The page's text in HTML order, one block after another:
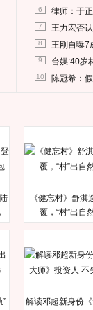
6 律师：于
7 王力宏否
8 王刚自曝7
9 台媒:40岁
10 陈冠希：
《健忘村》舒淇
覆，“村”出自
”
解读邓超新身份